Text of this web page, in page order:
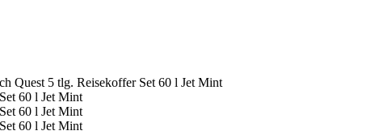
Quest 5 tlg. Reisekoffer Set 60 l Jet Mint